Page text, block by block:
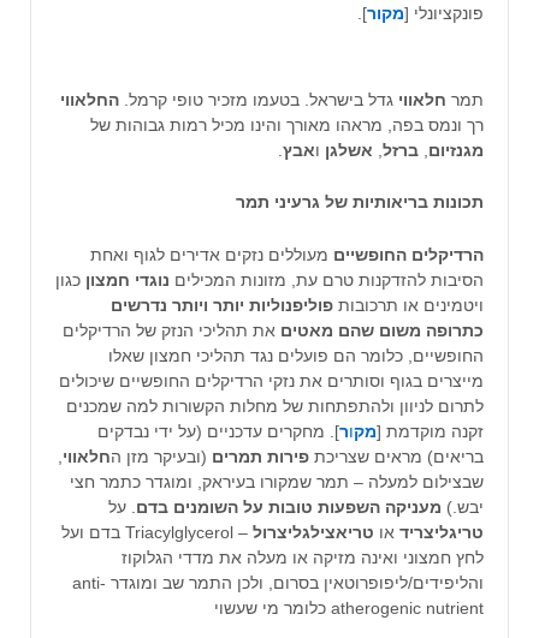
פונקציונלי [מקור].
תמר חלאווי גדל בישראל. בטעמו מזכיר טופי קרמל. החלאווי
רך ונמס בפה, מראהו מאורך והינו מכיל רמות גבוהות של
מגנזיום ברזל אשלגן ואבץ
תכונות בריאותיות של גרעיני תמר
הרדיקלים החופשיים מעוללים נזקים אדירים לגוף ואחת
הסיבות להזדקנות טרם עת, מזונות המכילים נוגדי חמצון כגון
ויטמינים או תרכובות פוליפנוליות יותר ויותר נדרשים
כתרופה משום שהם מאטים את תהליכי הנזק של הרדיקלים
החופשיים, כלומר הם פועלים נגד תהליכי חמצון שאלו
מייצרים בגוף וסותרים את נזקי הרדיקלים החופשיים שיכולים
לתרום לניוון ולהתפתחות של מחלות הקשורות למה שמכנים
זקנה מוקדמת [מקור]. מחקרים עדכניים (על ידי נבדקים
בריאים) מראים שצריכת פירות תמרים (ובעיקר מזן החלאווי
שבצילום למעלה – תמר שמקורו בעיראק, ומוגדר כתמר חצי
יבש.) מעניקה השפעות טובות על השומנים בדם . על
טריגליצריד או טריאצילגליצרול
– Triacylglycerol בדם ועל
לחץ חמצוני ואינה מזיקה או מעלה את מדדי הגלוקוז
והליפידים/ליפופרוטאין בסרום, ולכן התמר שב ומוגדר anti-
atherogenic nutrient כלומר מי שעשוי